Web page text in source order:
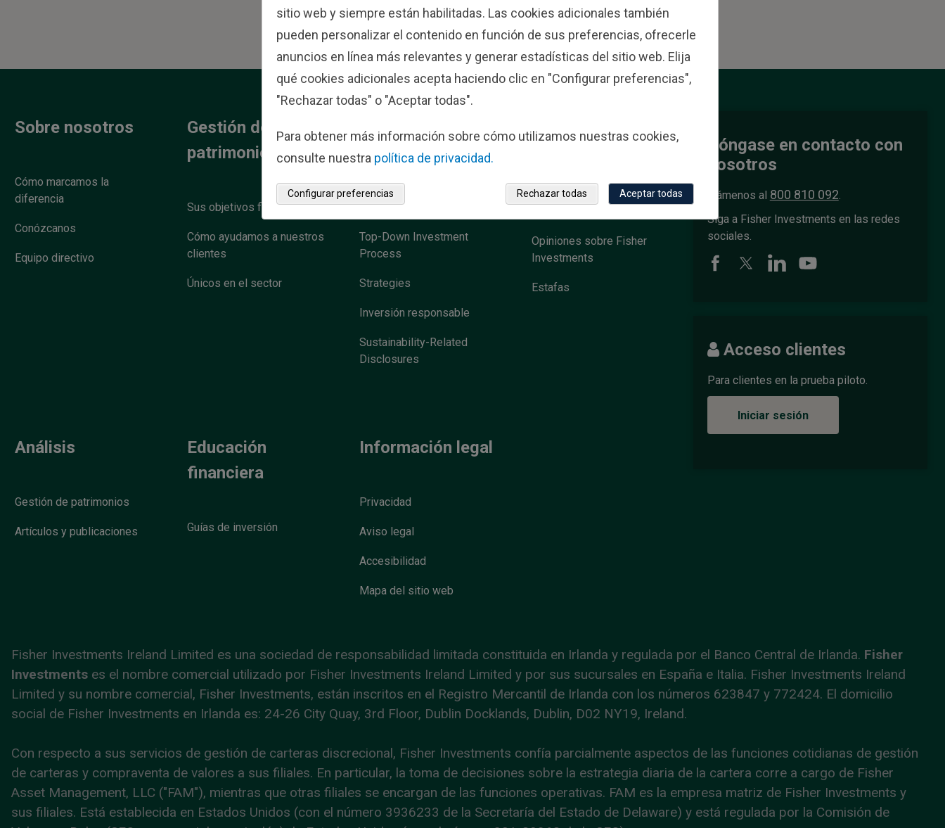
Sobre nosotros
Cómo marcamos la
diferencia
Conózcanos
Equipo directivo
Gestión de
patrimonios
Sus objetivos financieros
Cómo ayudamos a nuestros
clientes
Únicos en el sector
Inversión
institucional
Who We Serve
Top-Down Investment
Process
Strategies
Inversión responsable
Sustainability-Related
Disclosures
Contáctenos
Presencia internacional
Opiniones sobre Fisher
Investments
Estafas
Análisis
Gestión de patrimonios
Artículos y publicaciones
Educación
financiera
Guías de inversión
Información legal
Privacidad
Aviso legal
Accesibilidad
Mapa del sitio web
Póngase en contacto con
nosotros
Llámenos al 800 810 092.
Siga a Fisher Investments en las redes
sociales.
Acceso clientes
Para clientes en la prueba piloto.
Iniciar sesión
Fisher Investments Ireland Limited es una sociedad de responsabilidad limitada constituida en Irlanda y regulada por el Banco Central de Irlanda. Fisher
Investments es el nombre comercial utilizado por Fisher Investments Ireland Limited y por sus sucursales en España e Italia. Fisher Investments Ireland
Limited y su nombre comercial, Fisher Investments, están inscritos en el Registro Mercantil de Irlanda con los números 623847 y 772424. El domicilio
social de Fisher Investments en Irlanda es: 24-26 City Quay, 3rd Floor, Dublin Docklands, Dublin, D02 NY19, Ireland.
Con respecto a sus servicios de gestión de carteras discrecional, Fisher Investments confía parcialmente aspectos de las funciones cotidianas de gestión
de carteras y compraventa de valores a sus filiales. En particular, la toma de decisiones sobre la estrategia diaria de la cartera corre a cargo de Fisher
Asset Management, LLC ("FAM"), mientras que otras filiales se encargan de las funciones operativas. FAM es la empresa matriz de Fisher Investments y
sus filiales. Está establecida en Estados Unidos (con el número 3936233 de la Secretaría del Estado de Delaware) y está regulada por la Comisión de
sitio web y siempre están habilitadas. Las cookies adicionales también
pueden personalizar el contenido en función de sus preferencias, ofrecerle
anuncios en línea más relevantes y generar estadísticas del sitio web. Elija
qué cookies adicionales acepta haciendo clic en "Configurar preferencias",
"Rechazar todas" o "Aceptar todas".
Para obtener más información sobre cómo utilizamos nuestras cookies,
consulte nuestra política de privacidad.
Aceptar todas
Rechazar todas
Configurar preferencias